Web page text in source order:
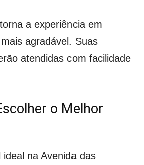
a experiência em
agradável. Suas
atendidas com facilidade
o Melhor
na Avenida das